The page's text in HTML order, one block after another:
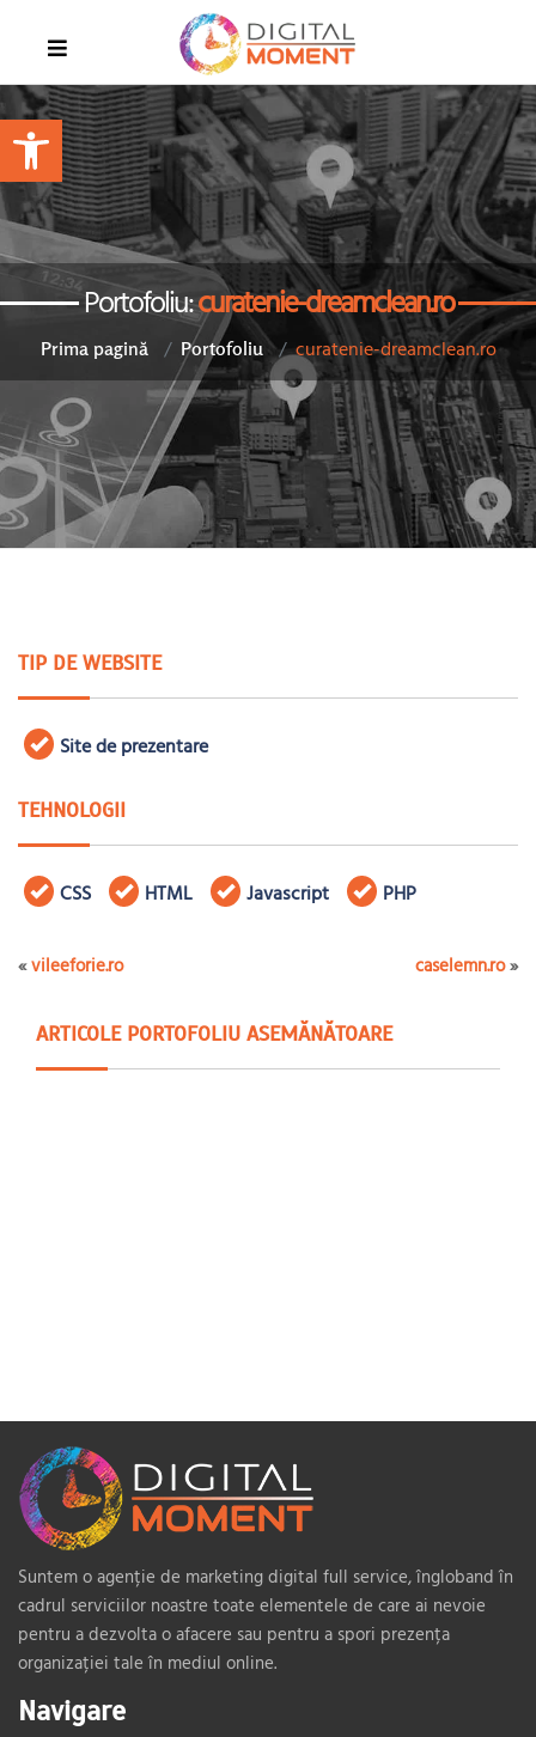
Portofoliu:curatenie-dreamclean.ro
Prima pagină Portofoliu curatenie-dreamclean.ro
TIP DE WEBSITE
Site de prezentare
TEHNOLOGII
CSS HTML Javascript PHP
«vileeforie.ro caselemn.ro»
ARTICOLE PORTOFOLIU ASEMĂNĂTOARE
Suntem o agenție de marketing digital full service, îngloband în
cadrul serviciilor noastre toate elementele de care ai nevoie
pentru a dezvolta o afacere sau pentru a spori prezența
organizației tale în mediul online.
Navigare
Open toolbar